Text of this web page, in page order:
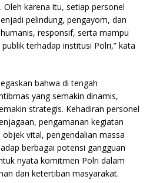
karena itu, setiap personel
pelindung, pengayom, dan
responsif, serta mampu
terhadap institusi Polri,” kata
bahwa di tengah
yang semakin dinamis,
strategis. Kehadiran personel
pengamanan kegiatan
vital, pengendalian massa
berbagai potensi gangguan
nyata komitmen Polri dalam
dan ketertiban masyarakat.